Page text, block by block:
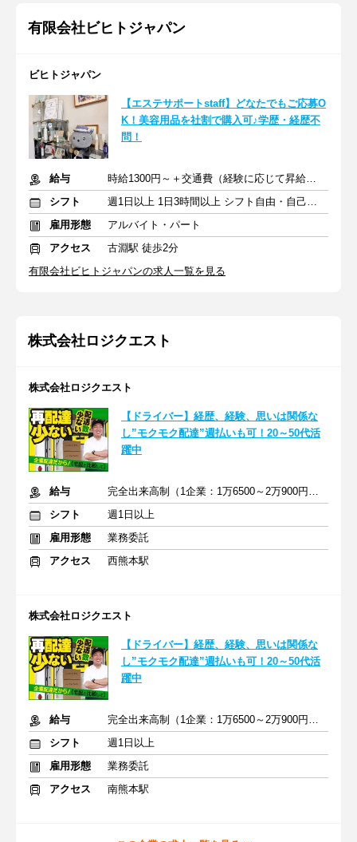
有限会社ビヒトジャパン
ビヒトジャパン
【エステサポートstaff】どなたでもご応募O
K！美容用品を社割で購入可♪学歴・経歴不
問！
給与
時給1300円～＋交通費（経験に応じて昇給あり）
シフト
週1日以上 1日3時間以上 シフト自由・自己申告
雇用形態
アルバイト・パート
アクセス
古淵駅 徒歩2分
有限会社ビヒトジャパンの求人一覧を見る
株式会社ロジクエスト
株式会社ロジクエスト
【ドライバー】経歴、経験、思いは関係な
し”モクモク配達”週払いも可！20～50代活
躍中
給与
完全出来高制（1企業：1万6500～2万900円※1日あたり）
シフト
週1日以上
雇用形態
業務委託
アクセス
西熊本駅
株式会社ロジクエスト
【ドライバー】経歴、経験、思いは関係な
し”モクモク配達”週払いも可！20～50代活
躍中
給与
完全出来高制（1企業：1万6500～2万900円※1日あたり）
シフト
週1日以上
雇用形態
業務委託
アクセス
南熊本駅